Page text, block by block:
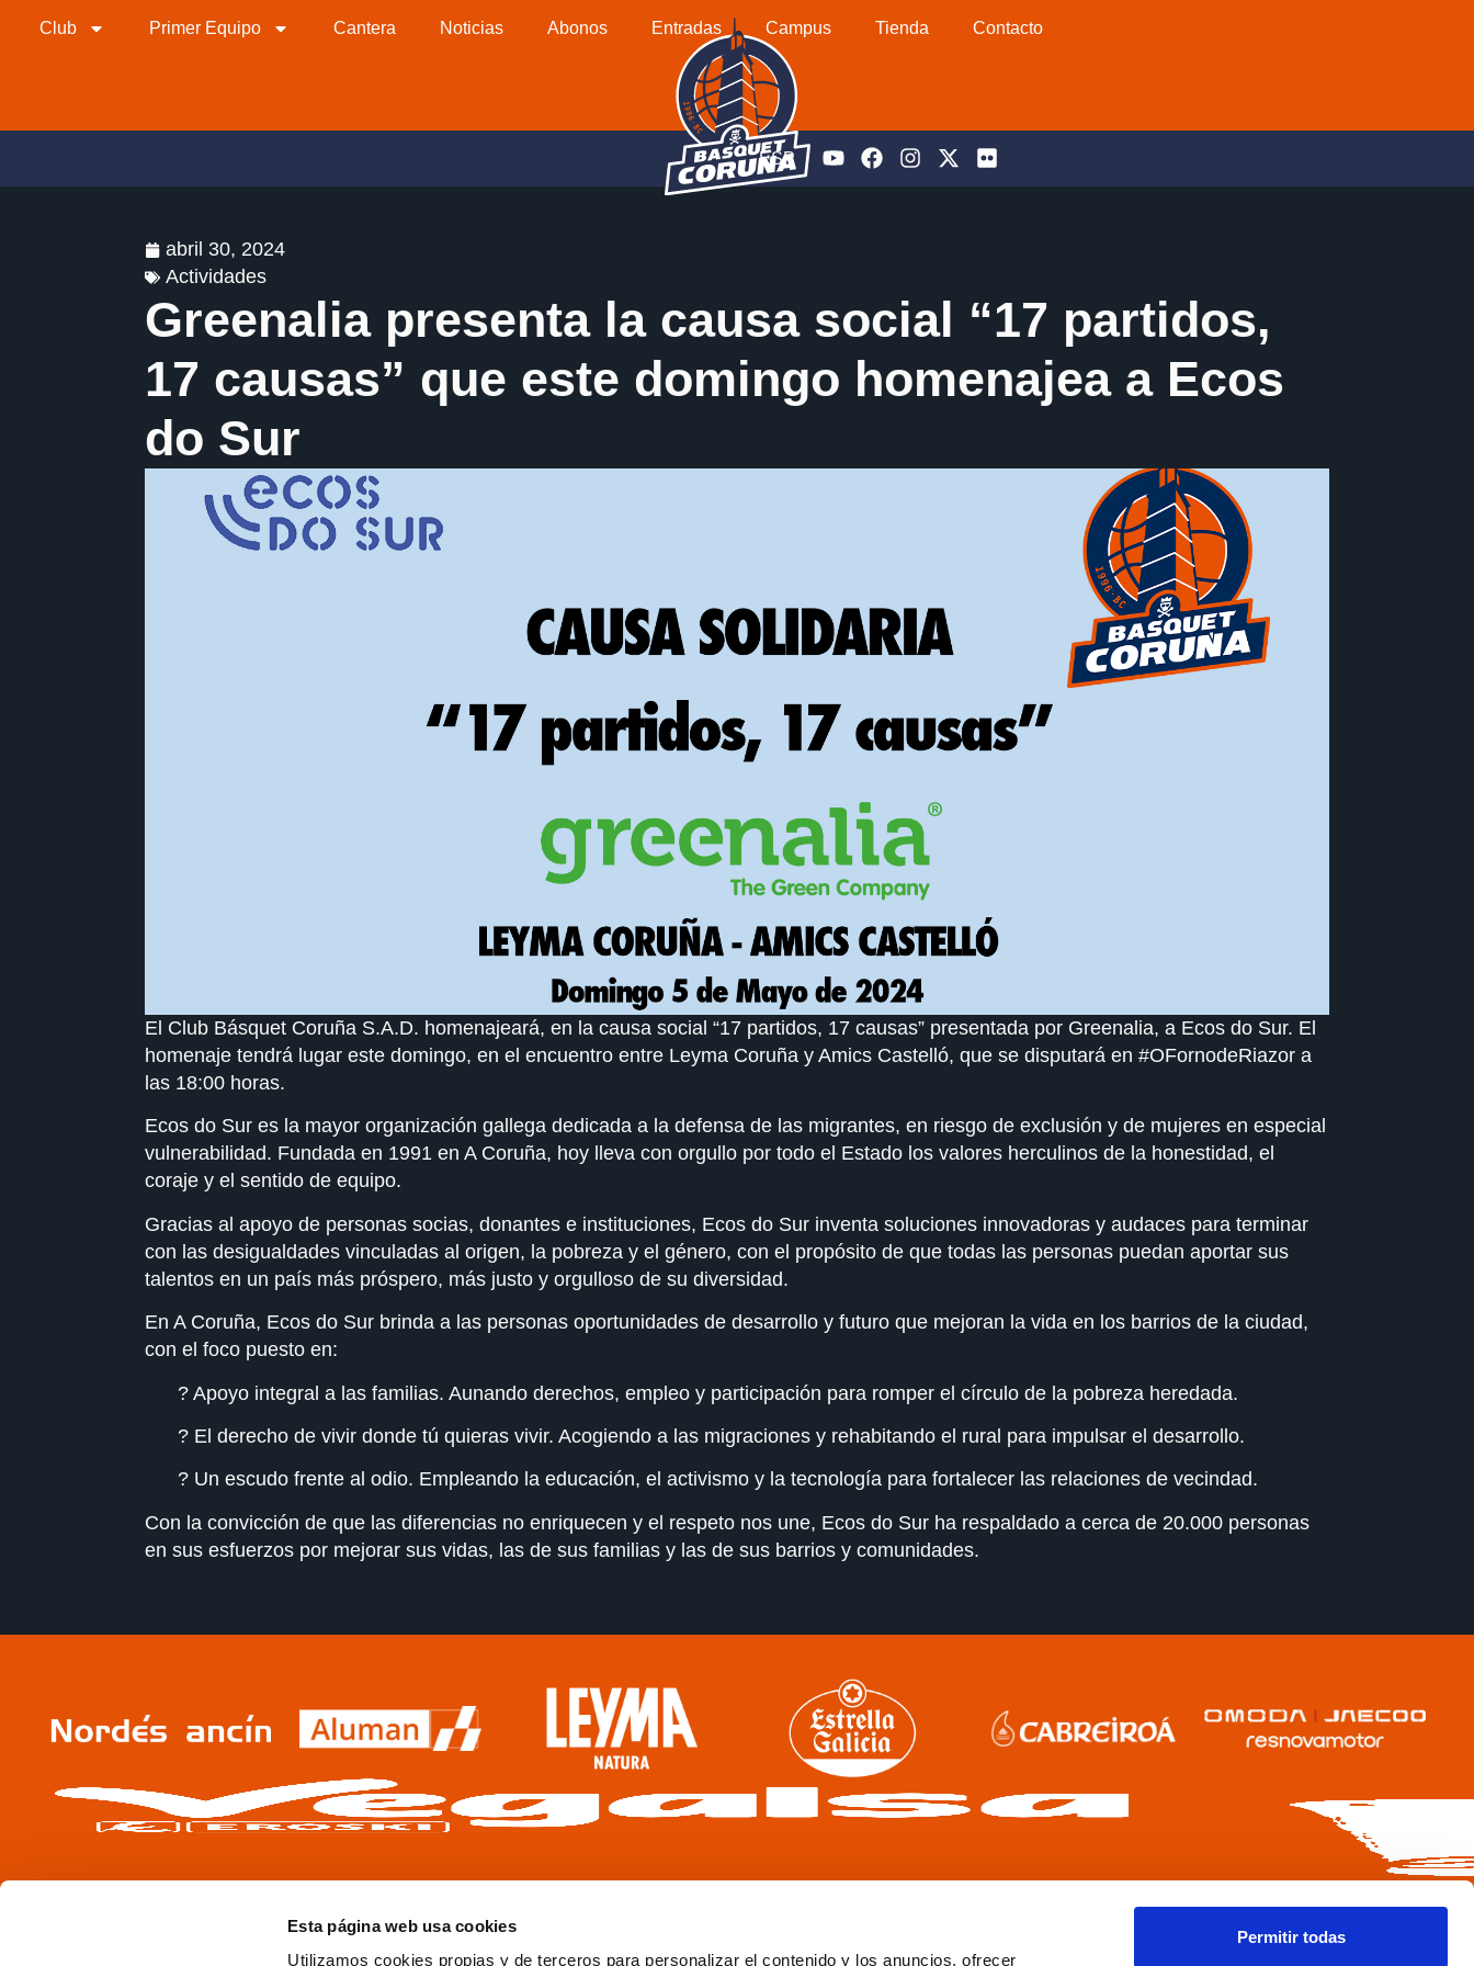
Esta página web usa cookies
Utilizamos cookies propias y de terceros para personalizar el contenido y los anuncios, ofrecer
Permitir todas
Club Primer Equipo Cantera Noticias Abonos Entradas Campus Tienda Contacto
ESP
abril 30, 2024
Actividades
Greenalia presenta la causa social “17 partidos,
17 causas” que este domingo homenajea a Ecos
do Sur
El Club Básquet Coruña S.A.D. homenajeará, en la causa social “17 partidos, 17 causas” presentada por Greenalia, a Ecos do Sur. El
homenaje tendrá lugar este domingo, en el encuentro entre Leyma Coruña y Amics Castelló, que se disputará en #OFornodeRiazor a
las 18:00 horas.
Ecos do Sur es la mayor organización gallega dedicada a la defensa de las migrantes, en riesgo de exclusión y de mujeres en especial
vulnerabilidad. Fundada en 1991 en A Coruña, hoy lleva con orgullo por todo el Estado los valores herculinos de la honestidad, el
coraje y el sentido de equipo.
Gracias al apoyo de personas socias, donantes e instituciones, Ecos do Sur inventa soluciones innovadoras y audaces para terminar
con las desigualdades vinculadas al origen, la pobreza y el género, con el propósito de que todas las personas puedan aportar sus
talentos en un país más próspero, más justo y orgulloso de su diversidad.
En A Coruña, Ecos do Sur brinda a las personas oportunidades de desarrollo y futuro que mejoran la vida en los barrios de la ciudad,
con el foco puesto en:
? Apoyo integral a las familias. Aunando derechos, empleo y participación para romper el círculo de la pobreza heredada.
? El derecho de vivir donde tú quieras vivir. Acogiendo a las migraciones y rehabitando el rural para impulsar el desarrollo.
? Un escudo frente al odio. Empleando la educación, el activismo y la tecnología para fortalecer las relaciones de vecindad.
Con la convicción de que las diferencias no enriquecen y el respeto nos une, Ecos do Sur ha respaldado a cerca de 20.000 personas
en sus esfuerzos por mejorar sus vidas, las de sus familias y las de sus barrios y comunidades.